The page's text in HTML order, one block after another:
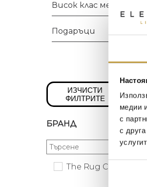
медии
с
с
Висок клас мебели
Подаръци
ИЗЧИСТИ
ФИЛТРИТЕ
БРАНД
The Rug Company